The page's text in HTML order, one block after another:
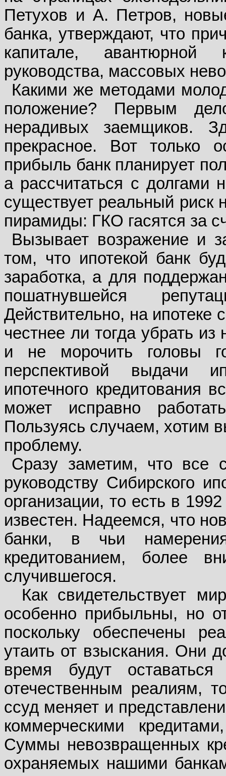
Петухов и А. Петров,
банка, утверждают, что
капитале, авантюрной
руководства, массовых
Какими же методами
положение? Первым
нерадивых заемщиков.
прекрасное. Вот только
прибыль банк планирует
а рассчитаться с долгами
существует реальный риск
пирамиды: ГКО гасятся за
Вызывает возражение и
том, что ипотекой банк
заработка, а для
пошатнувшейся
Действительно, на ипотеке
честнее ли тогда убрать из
и не морочить головы
перспективой выдачи
ипотечного кредитования
может исправно
Пользуясь случаем, хотим
проблему.
Сразу заметим, что все
руководству Сибирского
организации, то есть в
известен. Надеемся, что
банки, в чьи
кредитованием, более
случившегося.
Как свидетельствует
особенно прибыльны, но
поскольку обеспечены
утаить от взыскания. Они
время будут
отечественным реалиям,
ссуд меняет и
коммерческими
Суммы невозвращенных
охраняемых нашими